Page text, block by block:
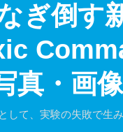
ぎ倒す
真・画像
して、実験の失敗で生